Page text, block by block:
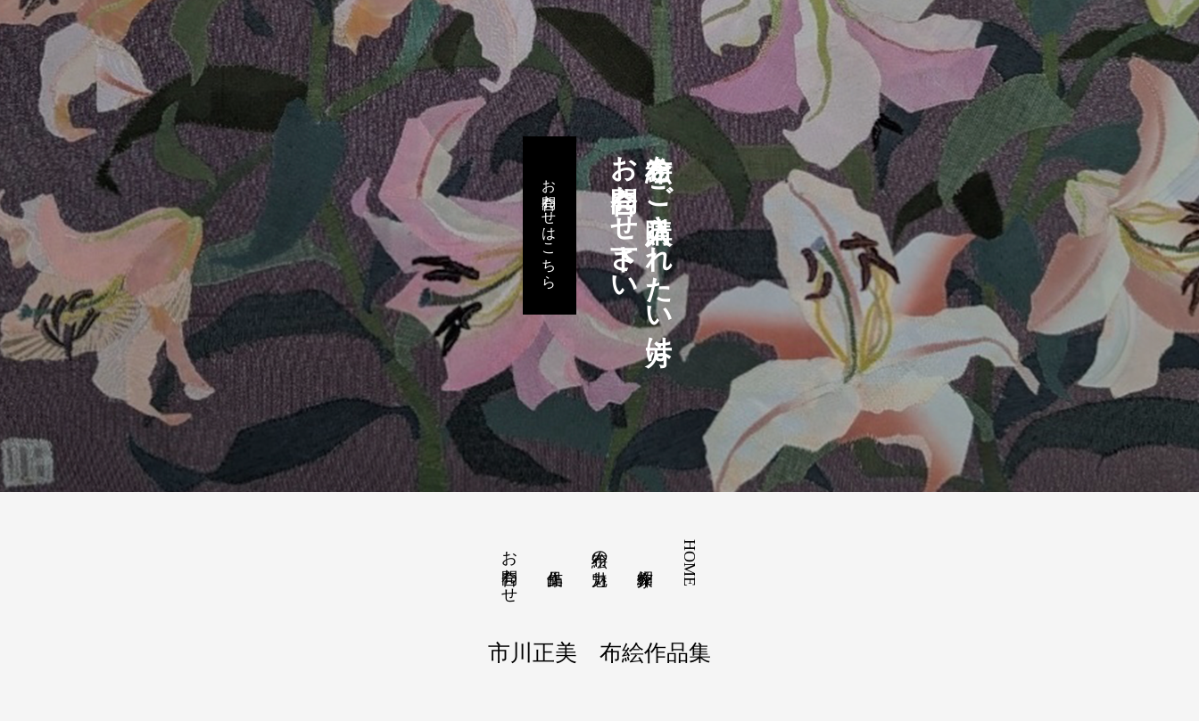
布絵をご購入されたい方は
お問合わせ下さい
お問合わせはこちら
HOME
布絵の魅力
お問合わせ
市川正美 布絵作品集